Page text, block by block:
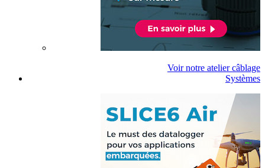
Voir notre atelier câblage
Systèmes